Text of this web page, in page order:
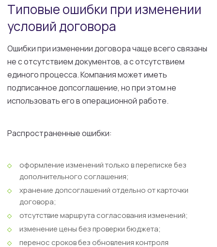
Типовые ошибки при изменении
условий договора
Ошибки при изменении договора чаще всего связаны
не с отсутствием документов, а с отсутствием
единого процесса. Компания может иметь
подписанное допсоглашение, но при этом не
использовать его в операционной работе.
Распространенные ошибки:
оформление изменений только в переписке без
дополнительного соглашения;
хранение допсоглашений отдельно от карточки
договора;
отсутствие маршрута согласования изменений;
изменение цены без проверки бюджета;
перенос сроков без обновления контроля